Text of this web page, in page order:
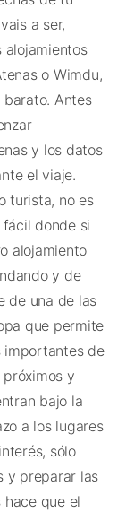
a ser,
alojamientos
o Wimdu,
Antes
y los datos
el viaje.
turista, no es
donde si
alojamiento
y de
de una de las
que permite
importantes de
y
bajo la
a los lugares
sólo
y preparar las
que el